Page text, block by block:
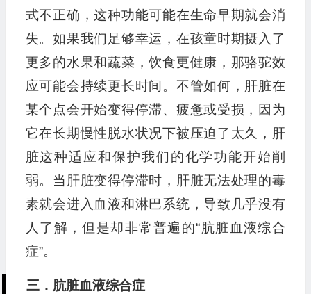
式不正确，这种功能可能在生命早期就会消
失。如果我们足够幸运，在孩童时期摄入了
更多的水果和蔬菜，饮食更健康，那骆驼效
应可能会持续更长时间。不管如何，肝脏在
某个点会开始变得停滞、疲惫或受损，因为
它在长期慢性脱水状况下被压迫了太久，肝
脏这种适应和保护我们的化学功能开始削
弱。当肝脏变得停滞时，肝脏无法处理的毒
素就会进入血液和淋巴系统，导致几乎没有
人了解，但是却非常普遍的“肮脏血液综合
症”。
三．肮脏血液综合症